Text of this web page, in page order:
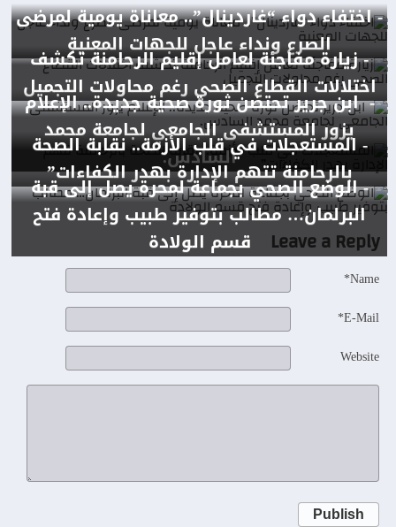
- اختفاء دواء “غاردينال”.. معاناة يومية لمرضى
الصرع ونداء عاجل للجهات المعنية
- زيارة مفاجئة لعامل إقليم الرحامنة تكشف
اختلالات القطاع الصحي رغم محاولات التجميل
- ابن جرير تحتضن ثورة صحية جديدة.. الإعلام
يزور المستشفى الجامعي لجامعة محمد
السادس.
- المستعجلات في قلب الأزمة.. نقابة الصحة
بالرحامنة تتهم الإدارة بهدر الكفاءات”
- الوضع الصحي بجماعة لمحرة يصل إلى قبة
البرلمان… مطالب بتوفير طبيب وإعادة فتح
قسم الولادة
Leave a Reply
Name*
E-Mail*
Website
Publish